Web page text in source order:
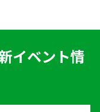
イベント情